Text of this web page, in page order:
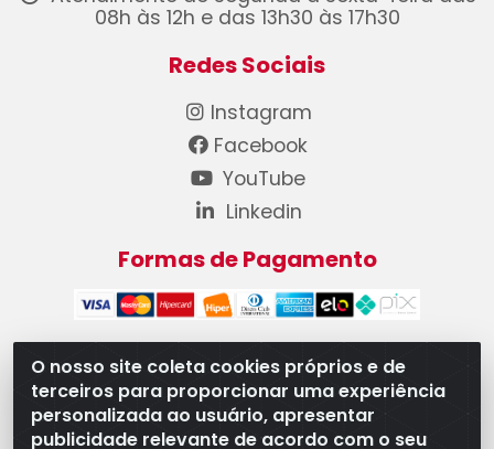
O nosso site coleta cookies próprios e de
terceiros para proporcionar uma experiência
personalizada ao usuário, apresentar
publicidade relevante de acordo com o seu
08h às 12h e das 13h30 às 17h30
Redes Sociais
Instagram
Facebook
YouTube
Linkedin
Formas de Pagamento
WB Componentes Automotivos LTDA - CNPJ
08.528.393/0001-12 - Rua do Níquel, 667 - Parque
Oeste Industrial, Goiânia/GO - CEP 74375-660